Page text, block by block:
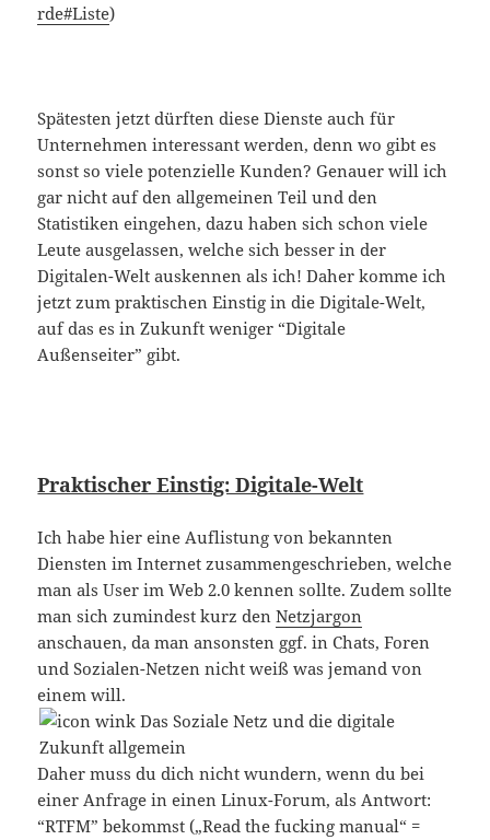
rde#Liste)
Spätesten jetzt dürften diese Dienste auch für
Unternehmen interessant werden, denn wo gibt es
sonst so viele potenzielle Kunden? Genauer will ich
gar nicht auf den allgemeinen Teil und den
Statistiken eingehen, dazu haben sich schon viele
Leute ausgelassen, welche sich besser in der
Digitalen-Welt auskennen als ich! Daher komme ich
jetzt zum praktischen Einstig in die Digitale-Welt,
auf das es in Zukunft weniger “Digitale
Außenseiter” gibt.
Praktischer Einstig: Digitale-Welt
Ich habe hier eine Auflistung von bekannten
Diensten im Internet zusammengeschrieben, welche
man als User im Web 2.0 kennen sollte. Zudem sollte
man sich zumindest kurz denNetzjargon
anschauen, da man ansonsten ggf. in Chats, Foren
und Sozialen-Netzen nicht weiß was jemand von
einem will.
Daher muss du dich nicht wundern, wenn du bei
einer Anfrage in einen Linux-Forum, als Antwort:
“RTFM” bekommst („Read the fucking manual“ =